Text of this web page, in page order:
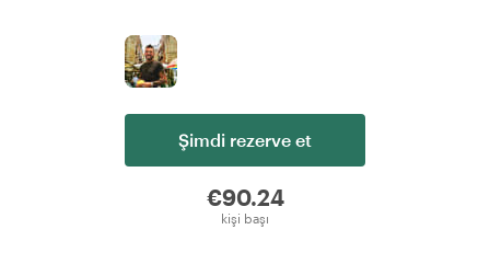
Şimdi rezerve et
€90.24
kişi başı